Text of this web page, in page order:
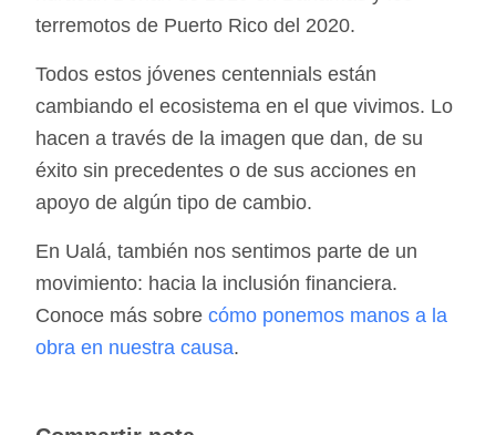
terremotos de Puerto Rico del 2020.
Todos estos jóvenes centennials están
cambiando el ecosistema en el que vivimos. Lo
hacen a través de la imagen que dan, de su
éxito sin precedentes o de sus acciones en
apoyo de algún tipo de cambio.
En Ualá, también nos sentimos parte de un
movimiento: hacia la inclusión financiera.
Conoce más sobre cómo ponemos manos a la
obra en nuestra causa.